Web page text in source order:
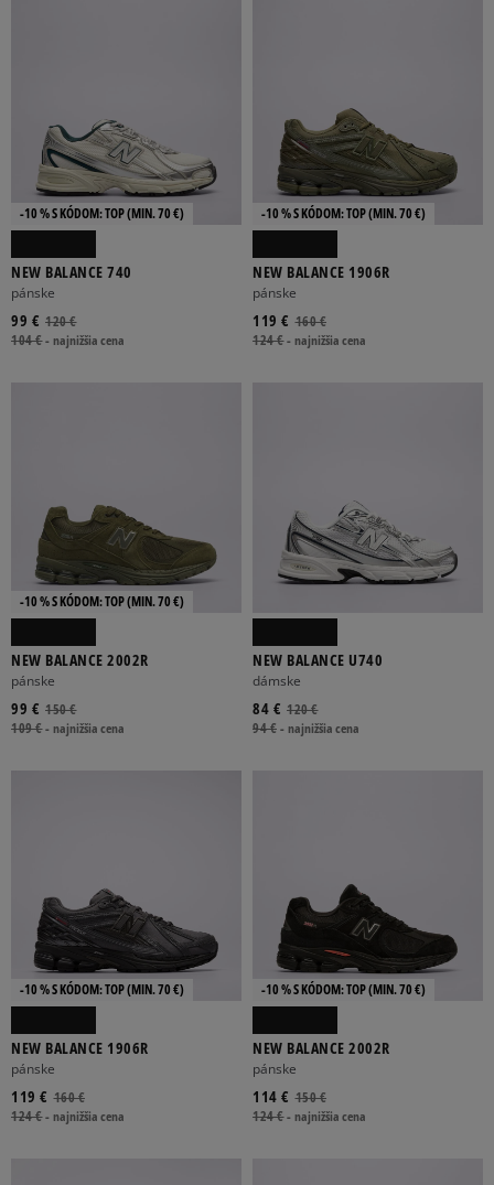
-10 % S KÓDOM: TOP (MIN. 70 €)
NEW BALANCE 740
pánske
120 €
99 €
104 €-najnižšia cena
-10 % S KÓDOM: TOP (MIN. 70 €)
NEW BALANCE 1906R
pánske
160 €
119 €
124 €-najnižšia cena
-10 % S KÓDOM: TOP (MIN. 70 €)
NEW BALANCE 2002R
pánske
150 €
99 €
109 €-najnižšia cena
NEW BALANCE U740
dámske
120 €
84 €
94 €-najnižšia cena
-10 % S KÓDOM: TOP (MIN. 70 €)
NEW BALANCE 1906R
pánske
160 €
119 €
124 €-najnižšia cena
-10 % S KÓDOM: TOP (MIN. 70 €)
NEW BALANCE 2002R
pánske
150 €
114 €
124 €-najnižšia cena